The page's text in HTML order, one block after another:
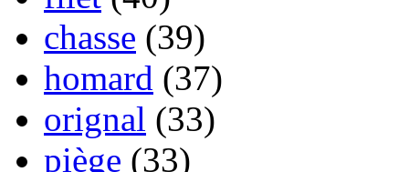
chasse (39)
homard (37)
orignal (33)
piège (33)